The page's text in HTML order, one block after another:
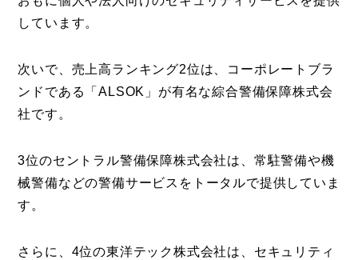
しています。
次いで、売上高ランキング2位は、コーポレートブラ
ンドである「ALSOK」が有名な綜合警備保障株式会
社です。
3位のセントラル警備保障株式会社は、常駐警備や機
械警備などの警備サービスをトータルで提供していま
す。
さらに、4位の東洋テック株式会社は、セキュリティ